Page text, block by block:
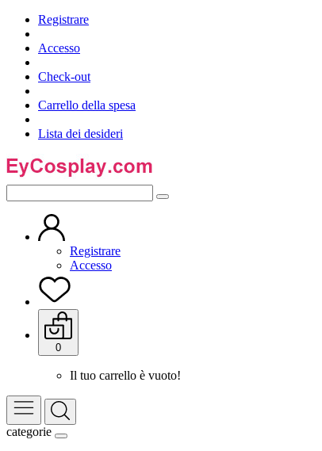
Registrare
Accesso
Check-out
Carrello della spesa
Lista dei desideri
Registrare
Accesso
0
Il tuo carrello è vuoto!
categorie